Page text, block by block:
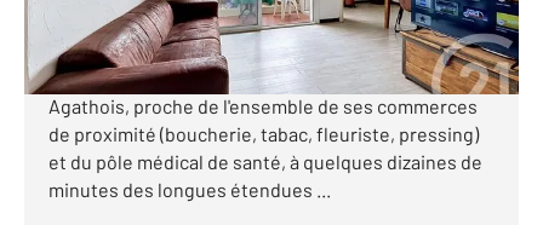
*** SECTEUR MONACO - APPARTEMENT T4 AVEC
CELLIER *** A proximité du Boulevard préféré des
Agathois, proche de l'ensemble de ses commerces
de proximité (boucherie, tabac, fleuriste, pressing)
et du pôle médical de santé, à quelques dizaines de
minutes des longues étendues ...